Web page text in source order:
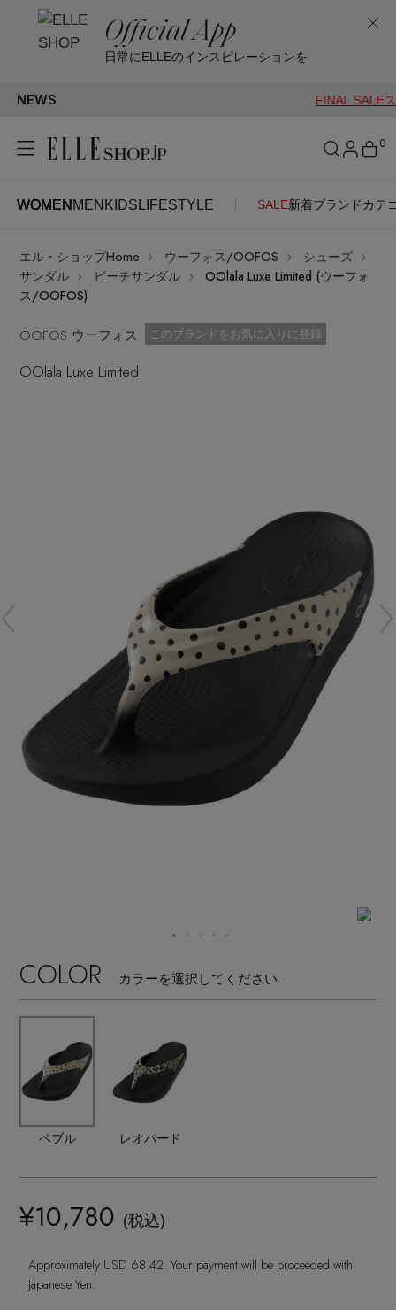
Official App
日常にELLEのインスピレーションを
NEWS FINAL SALEスタート
WOMEN MEN KIDS LIFESTYLE SALE新着ブランド カテ
0
WOMENMENKIDSLIFESTYLE
ITEMS
新着アイテム
最旬！トレンドワード
【雨の日】急な雨対策グッズ
【Tシャツ】デイリーに活躍
【サンダル】ビーサンの季節！
【ワンピース】猛暑日はこれ！
【限定】ここでしか買えないアイテム
【ペプラム】トレンドシルエット
『ELLE』最新号掲載
【ジュエリー】シルバーでクールに
SALE
CATEGORY
ワンピース・チュニック
パンツ
ジャケット
ニット
サンダル
パンプス
スニーカー
レインシューズ
ブーツ
すべてのバッグ・財布
ショルダーバッグ
トートバッグ
ファッション小物
ストール・マフラー・ケープ
帽子・イヤーマフ
すべてのアクセサリー
ピアス・イヤリング
リング
ランジェリー
すべてのランジェリー
ランジェリー
インナー
スポーツ
ウェア
シューズ
CONTENTS
ログイン
はじめてご利用の方
ご利用ガイド
カスタマーサポート
エル・ショップについて
SEE RESULTS
エル・ショップHome ウーフォス/OOFOS
シューズ
サンダル
ビーチサンダル
OOlala Luxe Limited (ウーフォ
ス/OOFOS)
OOFOS ウーフォス お気に入り済
このブランドをお気に入りに登録
OOlala Luxe Limited
COLOR カラーを選択してください
ペブル レオパード
¥10,780 (税込)
Approximately USD 68.42. Your payment will be proceeded with
Japanese Yen.